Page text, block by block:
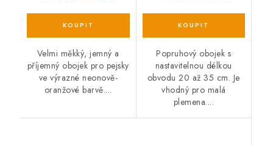
Velmi měkký, jemný a
příjemný obojek pro pejsky
ve výrazné neonově-
oranžové barvě....
Popruhový obojek s
nastavitelnou délkou
obvodu 20 až 35 cm. Je
vhodný pro malá
plemena....